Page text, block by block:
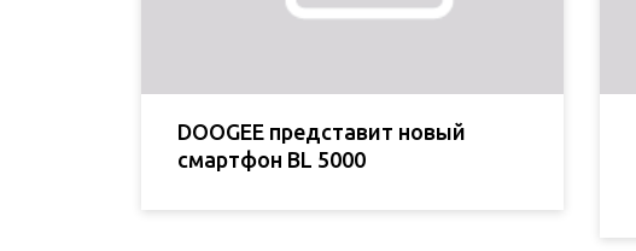
DOOGEE представит новый
смартфон BL 5000